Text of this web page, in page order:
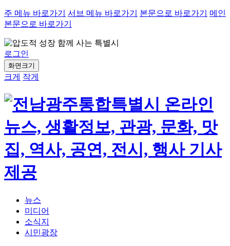
주 메뉴 바로가기 서브 메뉴 바로가기 본문으로 바로가기
메인
본문으로 바로가기
로그인
화면크기
크게 작게
뉴스
미디어
소식지
시민광장